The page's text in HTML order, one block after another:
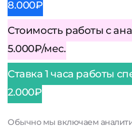
8.000₽
Стоимость работы с
5.000₽/мес.
Ставка 1 часа работы
2.000₽
Обычно мы включаем